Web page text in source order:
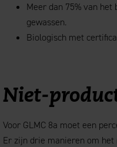
Meer dan 75% van
gewassen.
Biologisch met
Niet-
Voor GLMC 8a moet een
Er zijn drie manieren om